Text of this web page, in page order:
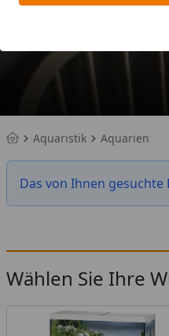
Aquaristik Aquarien
Das von Ihnen
Wählen Sie Ihre